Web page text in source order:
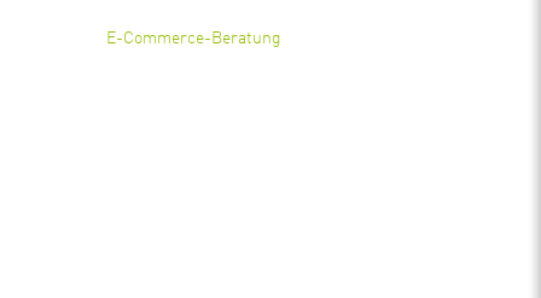
E-Commerce-Beratung